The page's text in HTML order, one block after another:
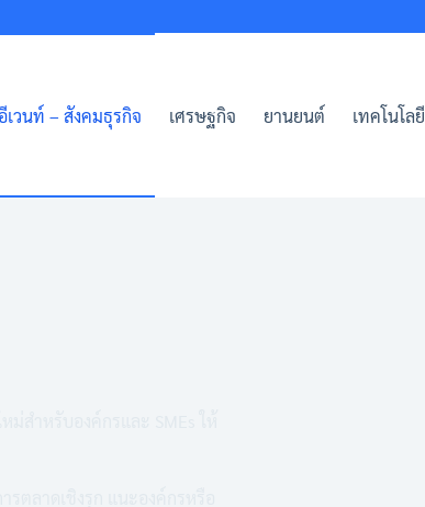
เวนท์ – สังคมธุรกิจ เศรษฐกิจ ยานยนต์ เทคโนโลยี